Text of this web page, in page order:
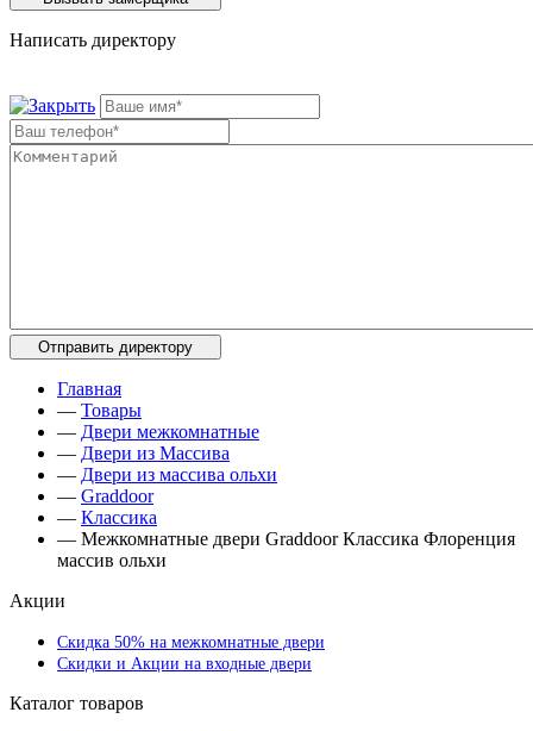
Написать директору
Главная
— Товары
— Двери межкомнатные
— Двери из Массива
— Двери из массива ольхи
— Graddoor
— Классика
— Межкомнатные двери Graddoor Классика Флоренция
массив ольхи
Акции
Скидка 50% на межкомнатные двери
Скидки и Акции на входные двери
Каталог товаров